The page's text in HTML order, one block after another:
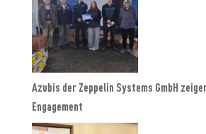
Azubis der Zeppelin Systems GmbH
Engagement